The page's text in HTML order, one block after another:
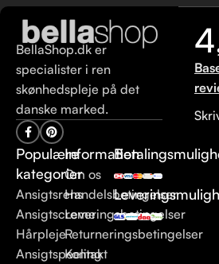
BellaShop.dk er
specialister i ren
skønhedspleje på det
danske marked.
Populære
kategorier
Ansigtsrens
Ansigtscreme
Hårpleje
Ansigtspeeling
Information
Om os
Handelsbetingelser
Leveringsbetingelser
Returneringsbetingelser
Kontakt